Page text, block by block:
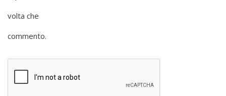
volta che
commento.